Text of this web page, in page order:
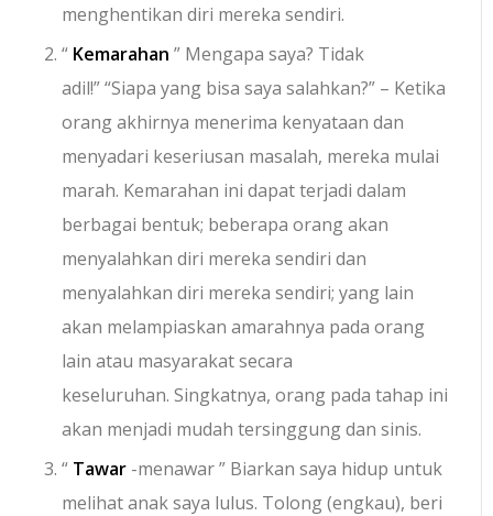
menghentikan diri mereka sendiri.
“ Kemarahan ” Mengapa saya? Tidak
adil!” “Siapa yang bisa saya salahkan?” – Ketika
orang akhirnya menerima kenyataan dan
menyadari keseriusan masalah, mereka mulai
marah. Kemarahan ini dapat terjadi dalam
berbagai bentuk; beberapa orang akan
menyalahkan diri mereka sendiri dan
menyalahkan diri mereka sendiri; yang lain
akan melampiaskan amarahnya pada orang
lain atau masyarakat secara
keseluruhan. Singkatnya, orang pada tahap ini
akan menjadi mudah tersinggung dan sinis.
“ Tawar -menawar ” Biarkan saya hidup untuk
melihat anak saya lulus. Tolong (engkau), beri